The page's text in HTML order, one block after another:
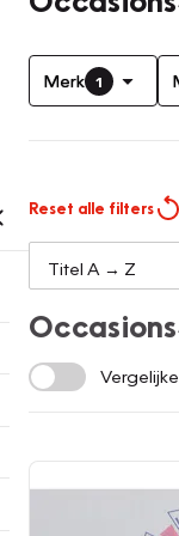
Merk 1
Reset alle filters
Occasions